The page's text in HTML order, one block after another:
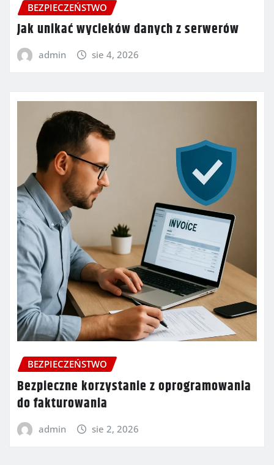
BEZPIECZEŃSTWO
Jak unikać wycieków danych z serwerów
admin sie 4, 2026
BEZPIECZEŃSTWO
Bezpieczne korzystanie z oprogramowania
do fakturowania
admin sie 2, 2026